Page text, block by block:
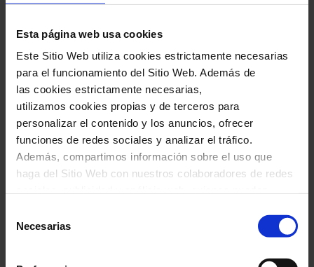
Esta página web usa cookies
Este Sitio Web utiliza cookies estrictamente necesarias
para el funcionamiento del Sitio Web. Además de
las cookies estrictamente necesarias,
utilizamos cookies propias y de terceros para
personalizar el contenido y los anuncios, ofrecer
funciones de redes sociales y analizar el tráfico.
Además, compartimos información sobre el uso que
haga del Sitio Web con nuestros colaboradores de redes
proporcionado o que hayan recopilado a través del uso
que haya hecho de sus servicios. En el cuadro inferior
puede “Permitir todas las cookies” o seleccionar el tipo
Necesarias
ElCor Infantil de l’Orfeó Catalàparticipó el
domingo 16 de diciembre en La Marató de TV3
2018, dedicada a la investigación sobre el
cáncer. Junto a Sicus Carbonell y Sabor de
Gracia, el Cor cantó la canción de los Catarres
de pares a fillsconvertida en una rumba. La
canción también forma parte del Disco de La
Marató de TV3 2018
Info K del